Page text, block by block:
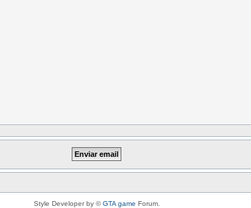
Style Developer by ©GTA game Forum.